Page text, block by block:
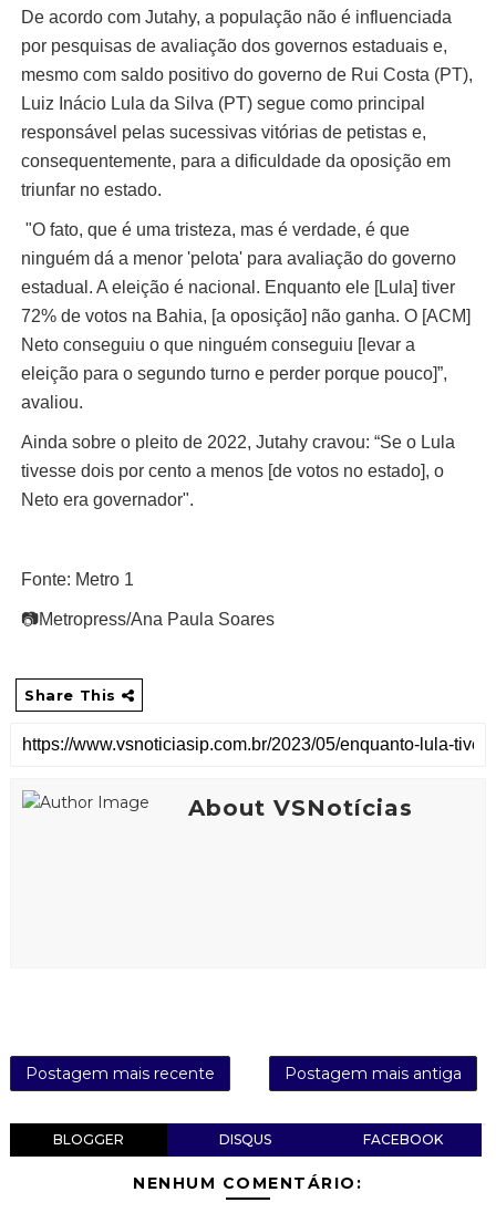
De acordo com Jutahy, a população não é influenciada
por pesquisas de avaliação dos governos estaduais e,
mesmo com saldo positivo do governo de Rui Costa (PT),
Luiz Inácio Lula da Silva (PT) segue como principal
responsável pelas sucessivas vitórias de petistas e,
consequentemente, para a dificuldade da oposição em
triunfar no estado.
"O fato, que é uma tristeza, mas é verdade, é que
ninguém dá a menor 'pelota' para avaliação do governo
estadual. A eleição é nacional. Enquanto ele [Lula] tiver
72% de votos na Bahia, [a oposição] não ganha. O [ACM]
Neto conseguiu o que ninguém conseguiu [levar a
eleição para o segundo turno e perder porque pouco]”,
avaliou.
Ainda sobre o pleito de 2022, Jutahy cravou: “Se o Lula
tivesse dois por cento a menos [de votos no estado], o
Neto era governador".
Fonte: Metro 1
📷Metropress/Ana Paula Soares
Share This
About VSNotícias
Postagem mais recente Postagem mais antiga
BLOGGER DISQUS FACEBOOK
NENHUM COMENTÁRIO: